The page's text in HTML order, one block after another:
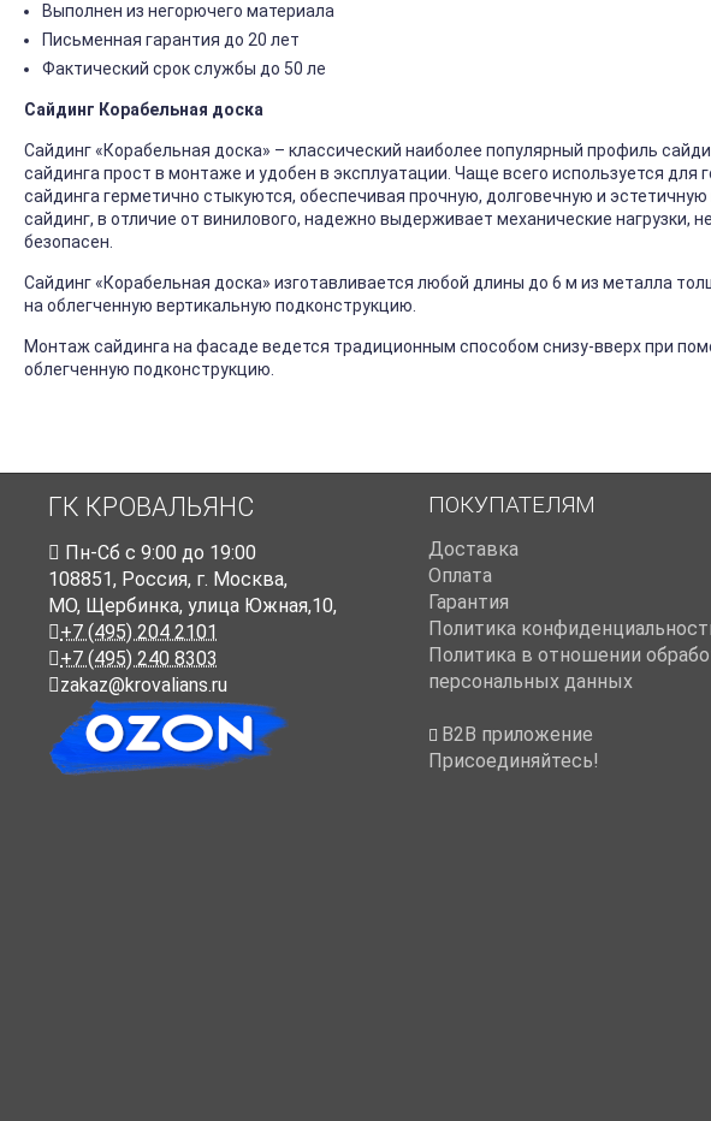
Выполнен из негорючего материала
Письменная гарантия до 20 лет
Фактический срок службы до 50 ле
Сайдинг Корабельная доска
Сайдинг «Корабельная доска» – классический наиболее популярный профиль
сайдинга прост в монтаже и удобен в эксплуатации. Чаще всего используется для
сайдинга герметично стыкуются, обеспечивая прочную, долговечную и
сайдинг, в отличие от винилового, надежно выдерживает механические нагрузки,
безопасен.
Сайдинг «Корабельная доска» изготавливается любой длины до 6 м из металла
на облегченную вертикальную подконструкцию.
Монтаж сайдинга на фасаде ведется традиционным способом снизу-вверх при
облегченную подконструкцию.
ГК КРОВАЛЬЯНС
Пн-Cб с 9:00 до 19:00
108851, Россия, г. Москва,
МО, Щербинка, улица Южная,10,
+7 (495) 204 2101
+7 (495) 240 8303
zakaz@krovalians.ru
ПОКУПАТЕЛЯМ
Доставка
Оплата
Гарантия
Политика
Политика в отношении
персональных данных
B2B приложение
Присоединяйтесь!